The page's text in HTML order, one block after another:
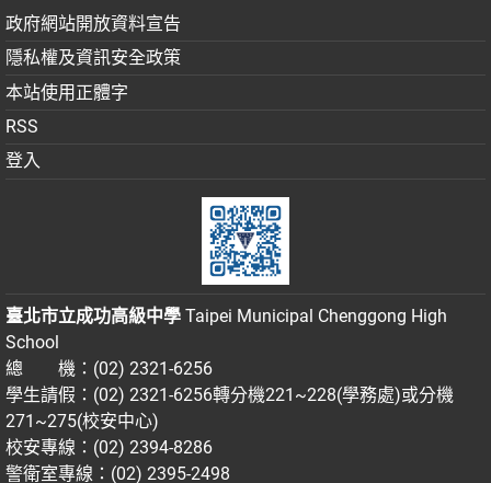
政府網站開放資料宣告
隱私權及資訊安全政策
本站使用正體字
RSS
登入
臺北市立成功高級中學 Taipei Municipal Chenggong High
School
總 機：(02) 2321-6256
學生請假：(02) 2321-6256轉分機221~228(學務處)或分機
271~275(校安中心)
校安專線：(02) 2394-8286
警衛室專線：(02) 2395-2498